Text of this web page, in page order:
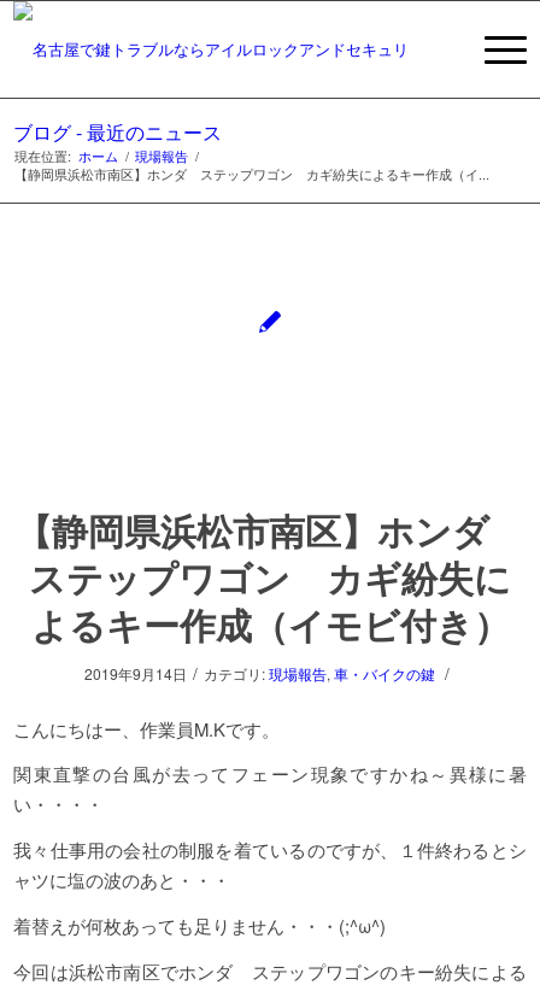
ブログ - 最近のニュース
現在位置: ホーム / 現場報告 /
【静岡県浜松市南区】ホンダ ステップワゴン カギ紛失によるキー作成（イ...
【静岡県浜松市南区】ホンダ
ステップワゴン カギ紛失に
よるキー作成（イモビ付き）
2019年9月14日 / カテゴリ:現場報告, 車・バイクの鍵 /
こんにちはー、作業員M.Kです。
関東直撃の台風が去ってフェーン現象ですかね～異様に暑
い・・・・
我々仕事用の会社の制服を着ているのですが、１件終わるとシ
ャツに塩の波のあと・・・
着替えが何枚あっても足りません・・・(;^ω^)
今回は浜松市南区でホンダ ステップワゴンのキー紛失による